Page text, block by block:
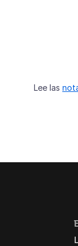
Lee las